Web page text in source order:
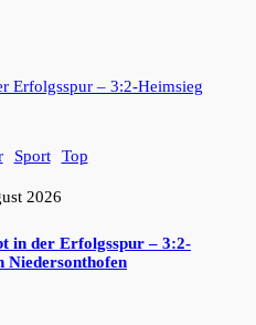
Sport Top
2026
in der Erfolgsspur – 3:2-
Niedersonthofen